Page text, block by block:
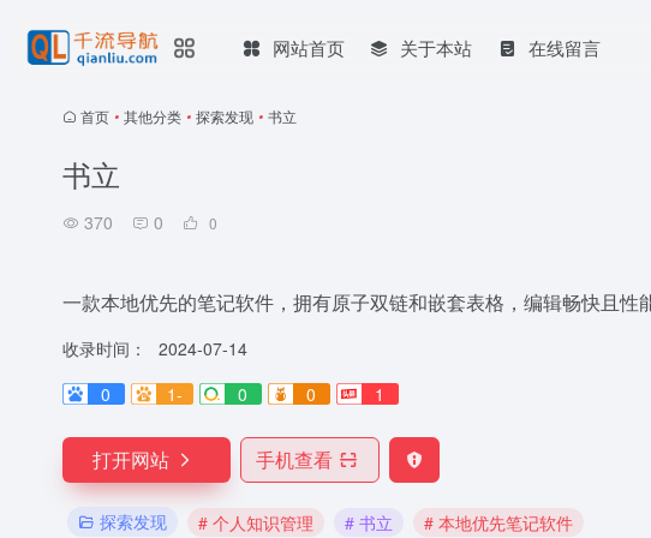
网站首页 关于本站 在线留言
首页 • 其他分类 • 探索发现 • 书立
书立
370 0 0
一款本地优先的笔记软件，拥有原子双链和嵌套表格，编辑畅快且性
收录时间：
2024-07-14
0
1- 0 0 1
打开网站 手机查看
探索发现 # 个人知识管理 # 书立 # 本地优先笔记软件